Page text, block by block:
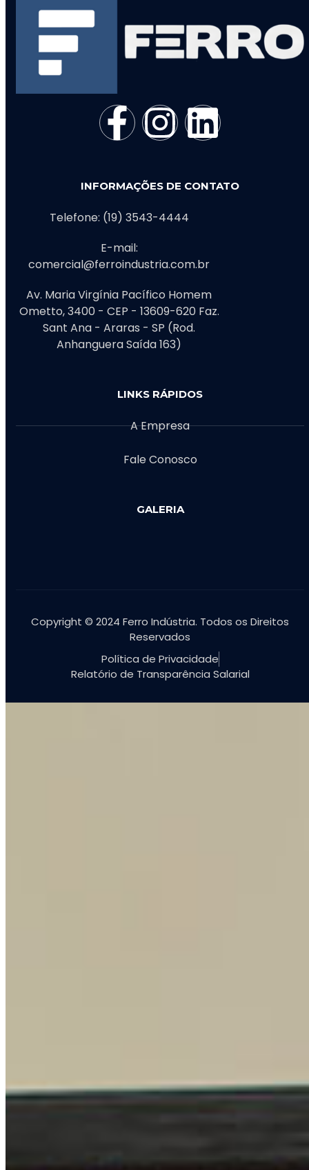
INFORMAÇÕES DE CONTATO
Telefone: (19) 3543-4444
E-mail:
comercial@ferroindustria.com.br
Av. Maria Virgínia Pacífico Homem
Ometto, 3400 - CEP - 13609-620 Faz.
Sant Ana - Araras - SP (Rod.
Anhanguera Saída 163)
LINKS RÁPIDOS
A Empresa
Fale Conosco
GALERIA
Copyright © 2024 Ferro Indústria. Todos os Direitos
Reservados
Política de Privacidade
Relatório de Transparência Salarial